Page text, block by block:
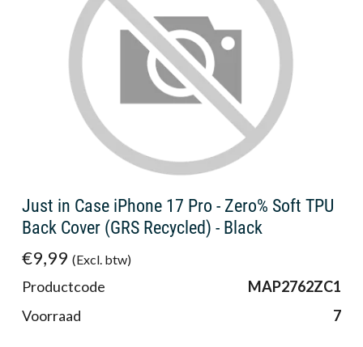
Just in Case iPhone 17 Pro - Zero% Soft TPU
Back Cover (GRS Recycled) - Black
€9,99 (Excl. btw)
Productcode
MAP2762ZC1
Voorraad
7